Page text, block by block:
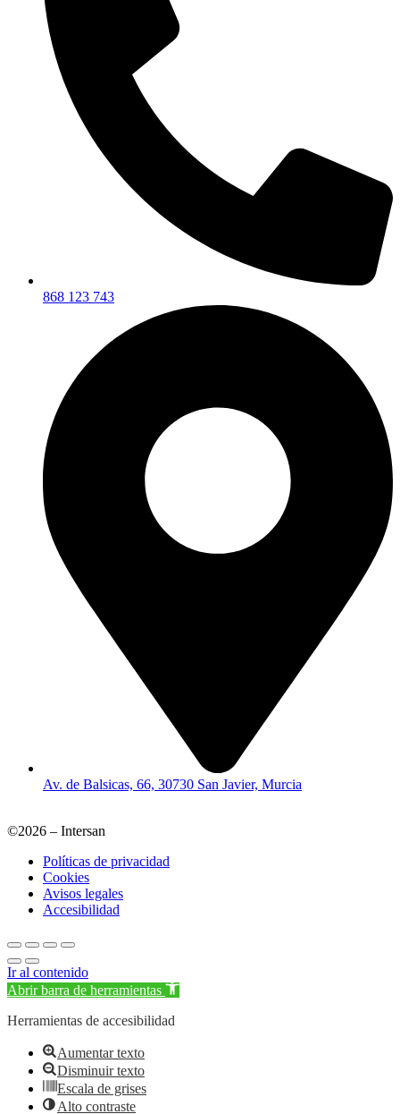
868 123 743
Av. de Balsicas, 66, 30730 San Javier, Murcia
©2026 – Intersan
Políticas de privacidad
Cookies
Avisos legales
Accesibilidad
Ir al contenido
Abrir barra de herramientas
Herramientas de accesibilidad
Aumentar texto
Disminuir texto
Escala de grises
Alto contraste